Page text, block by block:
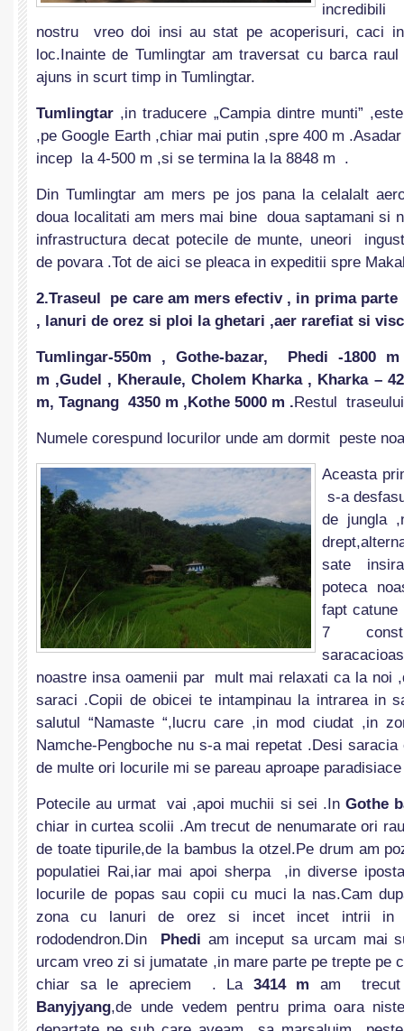
incredibili
nostru vreo doi insi au stat pe acoperisuri, caci
loc.Inainte de Tumlingtar am traversat cu barca
ajuns in scurt timp in Tumlingtar.
Tumlingtar ,in traducere „Campia dintre munti”
,pe Google Earth ,chiar mai putin ,spre 400 m
incep la 4-500 m ,si se termina la la 8848 m .
Din Tumlingtar am mers pe jos pana la celalalt
doua localitati am mers mai bine doua saptamani si
infrastructura decat potecile de munte, uneori
de povara .Tot de aici se pleaca in expeditii spre
2.Traseul pe care am mers efectiv , in prima
, lanuri de orez si ploi la ghetari ,aer rarefiat si
Tumlingar-550m , Gothe-bazar, Phedi -1800
m ,Gudel , Kheraule, Cholem Kharka , Kharka –
m, Tagnang 4350 m ,Kothe 5000 m .Restul
Numele corespund locurilor unde am dormit peste
Aceasta
s-a
de jungla
sate
poteca
fapt
7
noastre insa oamenii par mult mai relaxati ca la noi
saraci .Copii de obicei te intampinau la intrarea in
salutul “Namaste “,lucru care ,in mod ciudat ,in
Namche-Pengboche nu s-a mai repetat .Desi
de multe ori locurile mi se pareau aproape
Potecile au urmat vai ,apoi muchii si sei .In Gothe
chiar in curtea scolii .Am trecut de nenumarate ori
de toate tipurile,de la bambus la otzel.Pe drum am
populatiei Rai,iar mai apoi sherpa ,in diverse
locurile de popas sau copii cu muci la nas.Cam
zona cu lanuri de orez si incet incet intrii in
rododendron.Din Phedi am inceput sa urcam mai
urcam vreo zi si jumatate ,in mare parte pe trepte
chiar sa le apreciem . La 3414 m am
Banyjyang,de unde vedem pentru prima oara